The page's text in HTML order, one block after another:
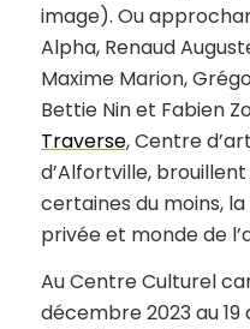
image). Ou
Alpha, Renaud
Maxime Marion,
Bettie Nin et Fabien
Traverse, Centre
d’Alfortville,
certaines du moins,
privée et monde de
Au Centre Culturel
décembre 2023 au